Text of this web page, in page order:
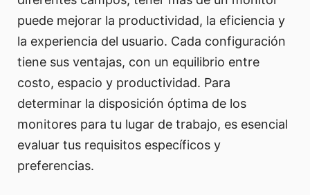
puede mejorar la productividad, la eficiencia y
la experiencia del usuario. Cada configuración
tiene sus ventajas, con un equilibrio entre
costo, espacio y productividad. Para
determinar la disposición óptima de los
monitores para tu lugar de trabajo, es esencial
evaluar tus requisitos específicos y
preferencias.